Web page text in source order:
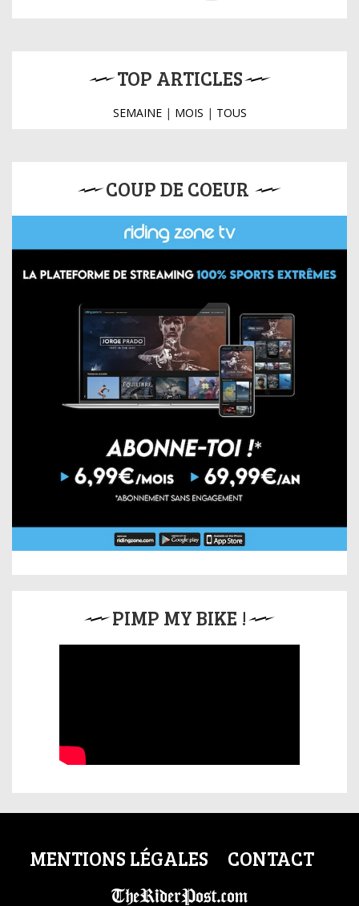
TOP ARTICLES
SEMAINE| MOIS | TOUS
COUP DE COEUR
PIMP MY BIKE !
MENTIONS LÉGALES CONTACT